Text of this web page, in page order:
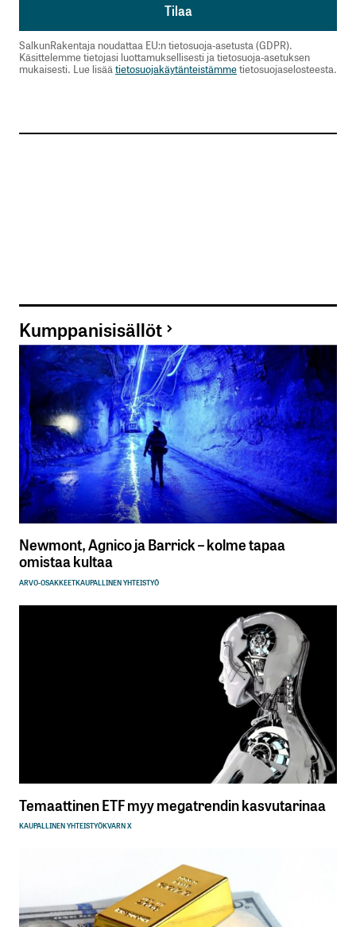
Vastaa
on viimeaikaisen nousun taustalla. Toki monet
sisään
rekisteröityä
Sähköpostiosoitettasi ei julkaista.Pakolliset
kentät on merkitty*
Kommentti *
Tilaa SalkunRakentajan uutiskirje
Lähetä kommentti
SalkunRakentaja noudattaa EU:n tietosuoja-asetusta (GDPR).
Käsittelemme tietojasi luottamuksellisesti ja tietosuoja-asetuksen
mukaisesti. Lue lisää tietosuojakäytänteistämmetietosuojaselosteesta.
Kumppanisisällöt
Newmont, Agnico ja Barrick – kolme tapaa
omistaa kultaa
ARVO-OSAKKEETKAUPALLINEN YHTEISTYÖ
Temaattinen ETF myy megatrendin kasvutarinaa
KAUPALLINEN YHTEISTYÖKVARN X